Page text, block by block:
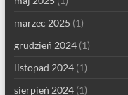
marzec 2025 (1)
grudzień 2024(1)
listopad 2024(1)
sierpień 2024(1)